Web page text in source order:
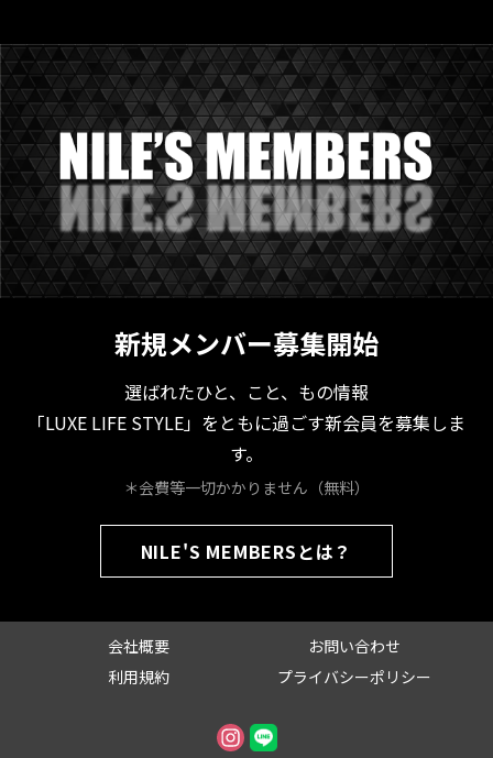
新規メンバー募集開始
選ばれたひと、こと、もの情報
「LUXE LIFE STYLE」をともに過ごす新会員を募集しま
す。
＊会費等一切かかりません（無料）
NILE'S MEMBERSとは？
会社概要
お問い合わせ
利用規約
プライバシーポリシー